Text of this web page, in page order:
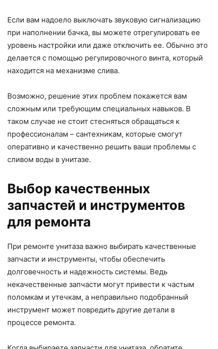
Если вам надоело выключать звуковую сигнализацию
при наполнении бачка, вы можете отрегулировать ее
уровень настройки или даже отключить ее. Обычно это
делается с помощью регулировочного винта, который
находится на механизме слива.
Возможно, решение этих проблем покажется вам
сложным или требующим специальных навыков. В
таком случае не стоит стесняться обращаться к
профессионалам – сантехникам, которые смогут
оперативно и качественно решить ваши проблемы с
сливом воды в унитазе.
Выбор качественных
запчастей и инструментов
для ремонта
При ремонте унитаза важно выбирать качественные
запчасти и инструменты, чтобы обеспечить
долговечность и надежность системы. Ведь
некачественные запчасти могут привести к частым
поломкам и утечкам, а неправильно подобранный
инструмент может повредить другие детали в
процессе ремонта.